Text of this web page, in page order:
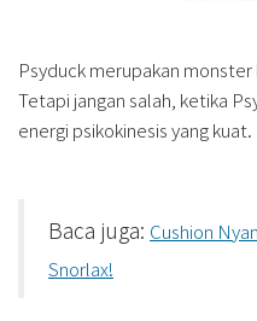
Psyduck merupakan
Tetapi jangan salah, ketika
energi psikokinesis yang kuat.
Baca juga: Cushion
Snorlax!